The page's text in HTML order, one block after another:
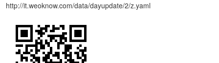
http://it.weoknow.com/data/dayupdate/2/z.yaml